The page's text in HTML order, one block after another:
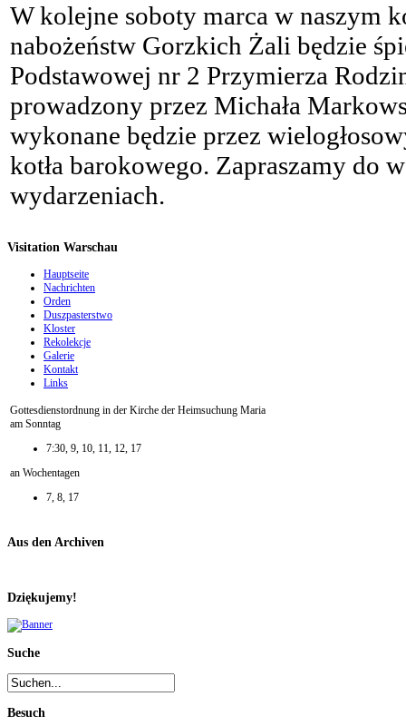
W kolejne soboty marca w naszym
nabożeństw Gorzkich Żali będzie
Podstawowej nr 2 Przymierza
prowadzony przez Michała
wykonane będzie przez
kotła barokowego. Zapraszamy do
wydarzeniach.
Visitation Warschau
Hauptseite
Nachrichten
Orden
Duszpasterstwo
Kloster
Rekolekcje
Galerie
Kontakt
Links
Gottesdienstordnung in der Kirche der Heimsuchung Maria
am Sonntag
7:30, 9, 10, 11, 12, 17
an Wochentagen
7, 8, 17
Aus den Archiven
Dziękujemy!
Suche
Besuch